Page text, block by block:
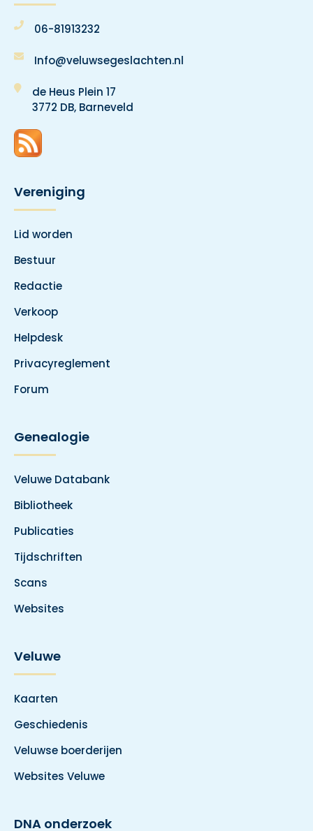
06-81913232
Info@veluwsegeslachten.nl
de Heus Plein 17
3772 DB, Barneveld
Vereniging
Lid worden
Bestuur
Redactie
Verkoop
Helpdesk
Privacyreglement
Forum
Genealogie
Veluwe Databank
Bibliotheek
Publicaties
Tijdschriften
Scans
Websites
Veluwe
Kaarten
Geschiedenis
Veluwse boerderijen
Websites Veluwe
DNA onderzoek